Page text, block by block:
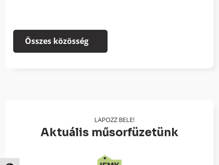
Összes közösség
LAPOZZ BELE!
Aktuális műsorfüzetünk